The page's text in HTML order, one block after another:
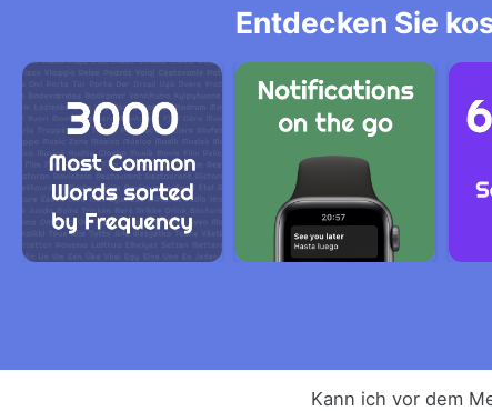
Entdecken Sie
Kann ich vor dem